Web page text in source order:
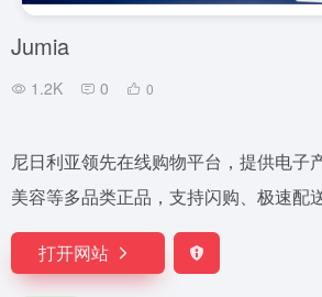
Jumia
1.2K 0 0
尼日利亚领先在线购物平台，提供电子
美容等多品类正品，支持闪购、极速配
打开网站